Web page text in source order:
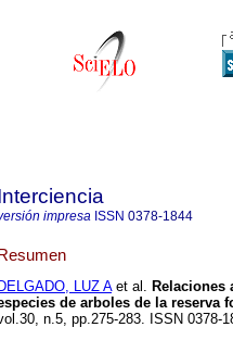
impresa ISSN 0378-1844
DELGADO, LUZ Aet al. Relaciones
de arboles de la reserva
n.5, pp.275-283. ISSN 0378-